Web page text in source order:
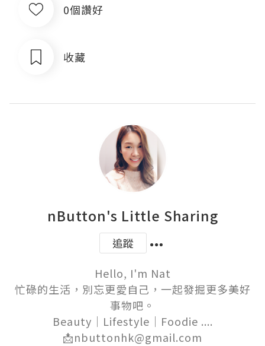
0個讚好
收藏
nButton's Little Sharing
追蹤
Hello, I'm Nat
忙碌的生活，別忘更愛自己，一起發掘更多美好
事物吧。
Beauty｜Lifestyle｜Foodie ....
📩nbuttonhk@gmail.com